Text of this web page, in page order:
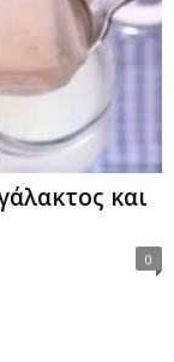
και
0